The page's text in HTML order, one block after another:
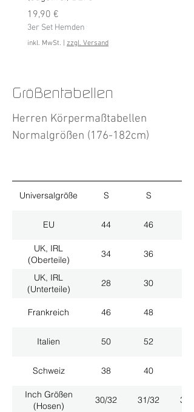
Preis
19,90 €
3er Set Hemden
inkl. MwSt. zzgl. Versand
Größentabellen
Herren Körpermaßtabellen
Normalgrößen (176-182cm)
Universalgröße S S
EU 44 46
UK, IRL
(Oberteile)
34 36
UK, IRL
(Unterteile)
28 30
Frankreich 46 48
Italien 50 52
Schweiz 38 40
Inch Größen
(Hosen)
30/32 31/32 33/